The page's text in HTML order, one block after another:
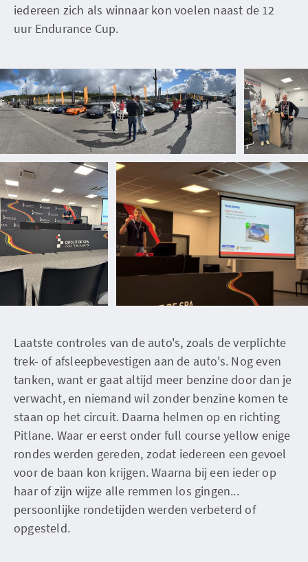
iedereen zich als winnaar kon voelen naast de 12
uur Endurance Cup.
Laatste controles van de auto's, zoals de verplichte
trek- of afsleepbevestigen aan de auto's. Nog even
tanken, want er gaat altijd meer benzine door dan je
verwacht, en niemand wil zonder benzine komen te
staan op het circuit. Daarna helmen op en richting
Pitlane. Waar er eerst onder full course yellow enige
rondes werden gereden, zodat iedereen een gevoel
voor de baan kon krijgen. Waarna bij een ieder op
haar of zijn wijze alle remmen los gingen...
persoonlijke rondetijden werden verbeterd of
opgesteld.